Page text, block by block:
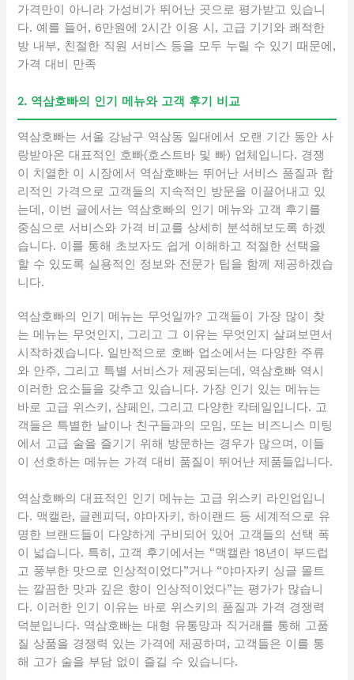
가격만이 아니라 가성비가 뛰어난 곳으로 평가받고 있습니
다. 예를 들어, 6만원에 2시간 이용 시, 고급 기기와 쾌적한
방 내부, 친절한 직원 서비스 등을 모두 누릴 수 있기 때문에,
가격 대비 만족
2. 역삼호빠의 인기 메뉴와 고객 후기 비교
역삼호빠는 서울 강남구 역삼동 일대에서 오랜 기간 동안 사
랑받아온 대표적인 호빠(호스트바 및 빠) 업체입니다. 경쟁
이 치열한 이 시장에서 역삼호빠는 뛰어난 서비스 품질과 합
리적인 가격으로 고객들의 지속적인 방문을 이끌어내고 있
는데, 이번 글에서는 역삼호빠의 인기 메뉴와 고객 후기를
중심으로 서비스와 가격 비교를 상세히 분석해보도록 하겠
습니다. 이를 통해 초보자도 쉽게 이해하고 적절한 선택을
할 수 있도록 실용적인 정보와 전문가 팁을 함께 제공하겠습
니다.
역삼호빠의 인기 메뉴는 무엇일까? 고객들이 가장 많이 찾
는 메뉴는 무엇인지, 그리고 그 이유는 무엇인지 살펴보면서
시작하겠습니다. 일반적으로 호빠 업소에서는 다양한 주류
와 안주, 그리고 특별 서비스가 제공되는데, 역삼호빠 역시
이러한 요소들을 갖추고 있습니다. 가장 인기 있는 메뉴는
바로 고급 위스키, 샴페인, 그리고 다양한 칵테일입니다. 고
객들은 특별한 날이나 친구들과의 모임, 또는 비즈니스 미팅
에서 고급 술을 즐기기 위해 방문하는 경우가 많으며, 이들
이 선호하는 메뉴는 가격 대비 품질이 뛰어난 제품들입니다.
역삼호빠의 대표적인 인기 메뉴는 고급 위스키 라인업입니
다. 맥캘란, 글렌피딕, 야마자키, 하이랜드 등 세계적으로 유
명한 브랜드들이 다양하게 구비되어 있어 고객들의 선택 폭
이 넓습니다. 특히, 고객 후기에서는 “맥캘란 18년이 부드럽
고 풍부한 맛으로 인상적이었다”거나 “야마자키 싱글 몰트
는 깔끔한 맛과 깊은 향이 인상적이었다”는 평가가 많습니
다. 이러한 인기 이유는 바로 위스키의 품질과 가격 경쟁력
덕분입니다. 역삼호빠는 대형 유통망과 직거래를 통해 고품
질 상품을 경쟁력 있는 가격에 제공하며, 고객들은 이를 통
해 고가 술을 부담 없이 즐길 수 있습니다.